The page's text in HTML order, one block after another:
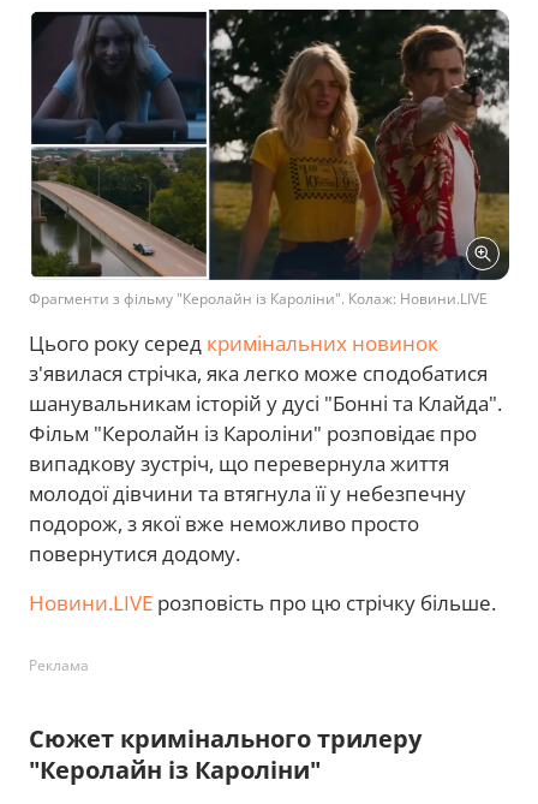
Фрагменти з фільму "Керолайн із Кароліни". Колаж: Новини.LIVE
Цього року серед кримінальних новинок
з'явилася стрічка, яка легко може сподобатися
шанувальникам історій у дусі "Бонні та Клайда".
Фільм "Керолайн із Кароліни" розповідає про
випадкову зустріч, що перевернула життя
молодої дівчини та втягнула її у небезпечну
подорож, з якої вже неможливо просто
повернутися додому.
Новини.LIVE розповість про цю стрічку більше.
Реклама
Сюжет кримінального трилеру
"Керолайн із Кароліни"